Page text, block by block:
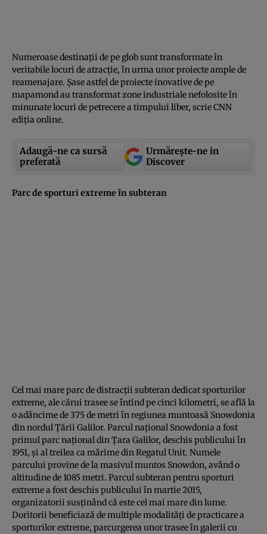
Numeroase destinaţii de pe glob sunt transformate în
veritabile locuri de atracţie, în urma unor proiecte ample de
reamenajare. Şase astfel de proiecte inovative de pe
mapamond au transformat zone industriale nefolosite în
minunate locuri de petrecere a timpului liber, scrie CNN
ediţia online.
Adaugă-ne ca sursă
preferată
Urmărește-ne in
Discover
Parc de sporturi extreme în subteran
Cel mai mare parc de distracţii subteran dedicat sporturilor
extreme, ale cărui trasee se întind pe cinci kilometri, se află la
o adâncime de 375 de metri în regiunea muntoasă Snowdonia
din nordul Ţării Galilor. Parcul naţional Snowdonia a fost
primul parc naţional din Ţara Galilor, deschis publicului în
1951, şi al treilea ca mărime din Regatul Unit. Numele
parcului provine de la masivul muntos Snowdon, având o
altitudine de 1085 metri. Parcul subteran pentru sporturi
extreme a fost deschis publicului în martie 2015,
organizatorii susţinând că este cel mai mare din lume.
Doritorii beneficiază de multiple modalităţi de practicare a
sporturilor extreme, parcurgerea unor trasee în galerii cu